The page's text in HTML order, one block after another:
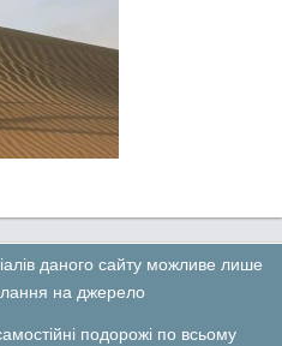
даного сайту можливе лише
на джерело
подорожі по всьому